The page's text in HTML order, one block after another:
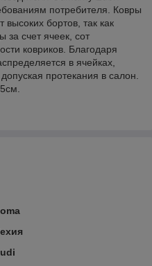
потребителя. Ковры
бортов, так как
за счет ячеек, сот
ковриков. Благодаря
в ячейках,
протекания в салон.